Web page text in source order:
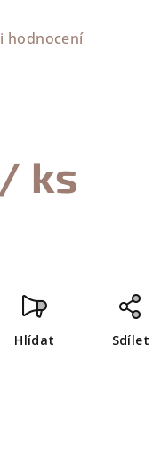
hodnocení
/ ks
Hlídat Sdílet